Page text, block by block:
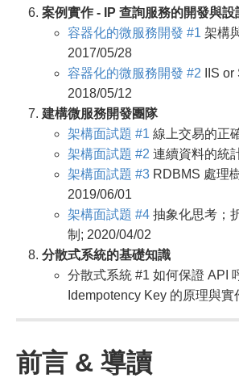
案例實作 - IP 查詢服務的開發與設
容器化的微服務開發 #1 架構
2017/05/28
容器化的微服務開發 #2 IIS
2018/05/12
建構微服務開發團隊
架構面試題 #1 線上交易的正
架構面試題 #2 連續資料的統
架構面試題 #3 RDBMS 處理
2019/06/01
架構面試題 #4 抽象化思考；
制; 2020/04/02
分散式系統的基礎知識
分散式系統 #1 如何保證 API
Idempotency Key 的原理與實
前言 & 導讀